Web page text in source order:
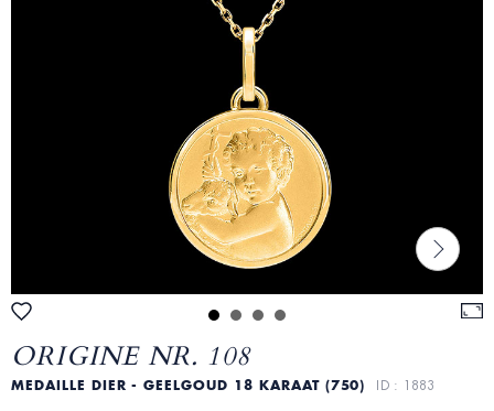
ORIGINE NR. 108
MEDAILLE DIER - GEELGOUD 18 KARAAT (750) ID : 1883